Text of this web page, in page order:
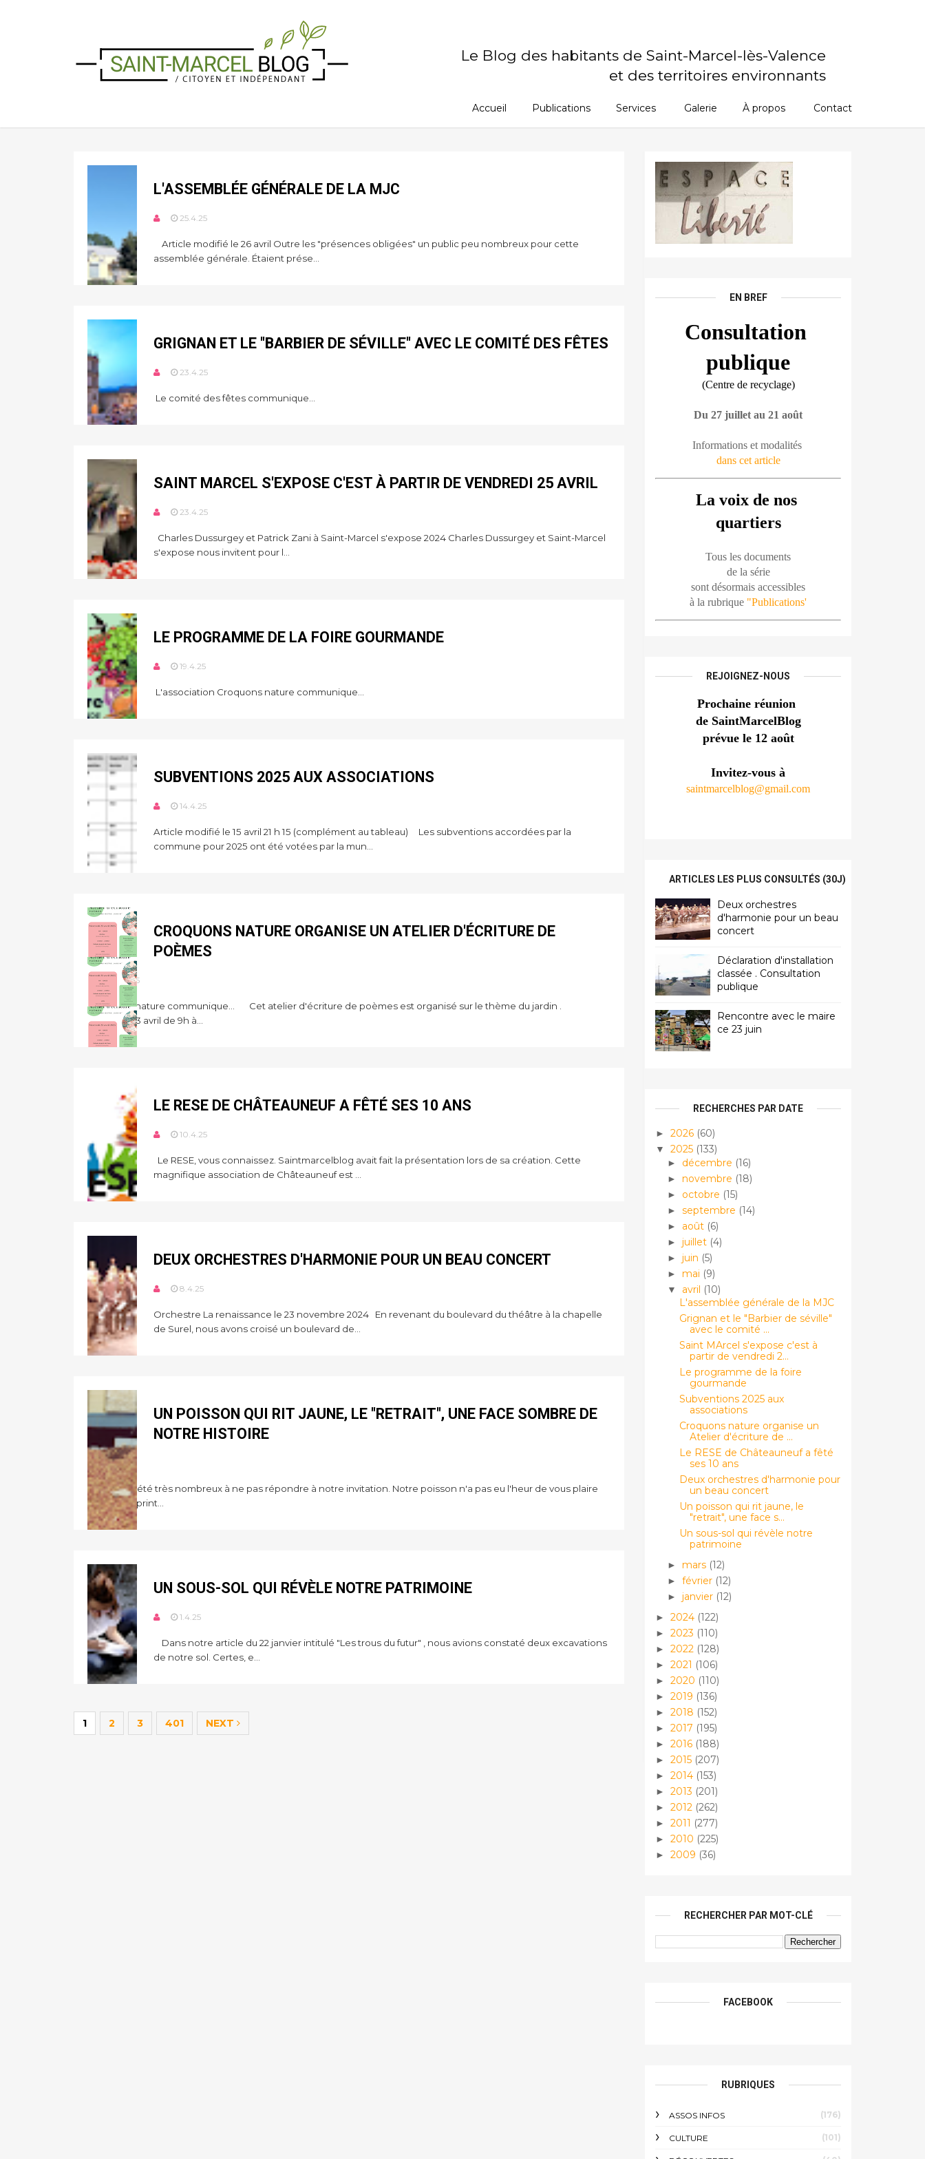
Le Blog des habitants de Saint-Marcel-lès-Valence
et des territoires environnants
Accueil Publications Services Galerie À propos Contact
L'ASSEMBLÉE GÉNÉRALE DE LA MJC
25.4.25
Article modifié le 26 avril Outre les "présences obligées" un public peu nombreux pour cette
assemblée générale. Étaient prése...
GRIGNAN ET LE "BARBIER DE SÉVILLE" AVEC LE COMITÉ DES FÊTES
23.4.25
Le comité des fêtes communique...
SAINT MARCEL S'EXPOSE C'EST À PARTIR DE VENDREDI 25 AVRIL
23.4.25
Charles Dussurgey et Patrick Zani à Saint-Marcel s'expose 2024 Charles Dussurgey et Saint-Marcel
s'expose nous invitent pour l...
LE PROGRAMME DE LA FOIRE GOURMANDE
19.4.25
L'association Croquons nature communique...
SUBVENTIONS 2025 AUX ASSOCIATIONS
14.4.25
Article modifié le 15 avril 21 h 15 (complément au tableau) Les subventions accordées par la
commune pour 2025 ont été votées par la mun...
CROQUONS NATURE ORGANISE UN ATELIER D'ÉCRITURE DE
POÈMES
12.4.25
Croquons nature communique… Cet atelier d'écriture de poèmes est organisé sur le thème du jardin .
Mercredi 23 avril de 9h à...
LE RESE DE CHÂTEAUNEUF A FÊTÉ SES 10 ANS
10.4.25
Le RESE, vous connaissez. Saintmarcelblog avait fait la présentation lors de sa création. Cette
magnifique association de Châteauneuf est ...
DEUX ORCHESTRES D'HARMONIE POUR UN BEAU CONCERT
8.4.25
Orchestre La renaissance le 23 novembre 2024 En revenant du boulevard du théâtre à la chapelle
de Surel, nous avons croisé un boulevard de...
UN POISSON QUI RIT JAUNE, LE "RETRAIT", UNE FACE SOMBRE DE
NOTRE HISTOIRE
5.4.25
Vous avez été très nombreux à ne pas répondre à notre invitation. Notre poisson n'a pas eu l'heur de vous plaire
ou bien, le print...
UN SOUS-SOL QUI RÉVÈLE NOTRE PATRIMOINE
1.4.25
Dans notre article du 22 janvier intitulé "Les trous du futur" , nous avions constaté deux excavations
de notre sol. Certes, e...
1 2 3 401 NEXT
EN BREF
Consultation
publique
(Centre de recyclage)
Du 27 juillet au 21 août
Informations et modalités
dans cet article
La voix de nos
quartiers
Tous les documents
de la série
sont désormais accessibles
à la rubrique "Publications'
REJOIGNEZ-NOUS
Prochaine réunion
de SaintMarcelBlog
prévue le 12 août
Invitez-vous à
saintmarcelblog@gmail.com
ARTICLES LES PLUS CONSULTÉS (30J)
Deux orchestres
d'harmonie pour un beau
concert
Déclaration d'installation
classée . Consultation
publique
Rencontre avec le maire
ce 23 juin
RECHERCHES PAR DATE
► 2026 (60)
▼ 2025 (133)
► décembre (16)
► novembre (18)
► octobre (15)
► septembre (14)
► août (6)
► juillet (4)
► juin (5)
► mai (9)
▼ avril (10)
L'assemblée générale de la MJC
Grignan et le "Barbier de séville"
avec le comité ...
Saint MArcel s'expose c'est à
partir de vendredi 2...
Le programme de la foire
gourmande
Subventions 2025 aux
associations
Croquons nature organise un
Atelier d'écriture de ...
Le RESE de Châteauneuf a fêté
ses 10 ans
Deux orchestres d'harmonie pour
un beau concert
Un poisson qui rit jaune, le
"retrait", une face s...
Un sous-sol qui révèle notre
patrimoine
► mars (12)
► février (12)
► janvier (12)
► 2024 (122)
► 2023 (110)
► 2022 (128)
► 2021 (106)
► 2020 (110)
► 2019 (136)
► 2018 (152)
► 2017 (195)
► 2016 (188)
► 2015 (207)
► 2014 (153)
► 2013 (201)
► 2012 (262)
► 2011 (277)
► 2010 (225)
► 2009 (36)
RECHERCHER PAR MOT-CLÉ
FACEBOOK
RUBRIQUES
ASSOS INFOS (176)
CULTURE (101)